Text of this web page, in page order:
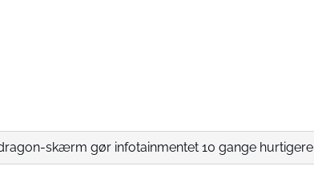
skærm gør infotainmentet 10 gange hurtigere